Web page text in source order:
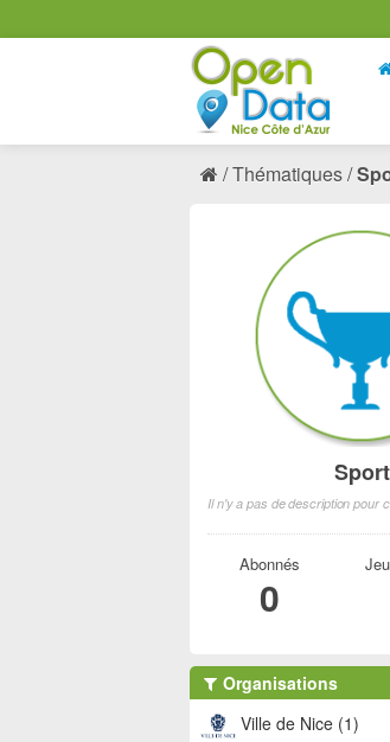
Thématiques
Sport
Il n'y a pas de description pour
Abonnés
0
Organisations
Ville de Nice (1)